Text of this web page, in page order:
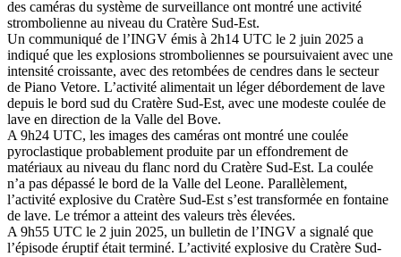
des caméras du système de surveillance ont montré une activité
strombolienne au niveau du Cratère Sud-Est.
Un communiqué de l’INGV émis à 2h14 UTC le 2 juin 2025 a
indiqué que les explosions stromboliennes se poursuivaient avec une
intensité croissante, avec des retombées de cendres dans le secteur
de Piano Vetore. L’activité alimentait un léger débordement de lave
depuis le bord sud du Cratère Sud-Est, avec une modeste coulée de
lave en direction de la Valle del Bove.
A 9h24 UTC, les images des caméras ont montré une coulée
pyroclastique probablement produite par un effondrement de
matériaux au niveau du flanc nord du Cratère Sud-Est. La coulée
n’a pas dépassé le bord de la Valle del Leone. Parallèlement,
l’activité explosive du Cratère Sud-Est s’est transformée en fontaine
de lave. Le trémor a atteint des valeurs très élevées.
A 9h55 UTC le 2 juin 2025, un bulletin de l’INGV a signalé que
l’épisode éruptif était terminé. L’activité explosive du Cratère Sud-